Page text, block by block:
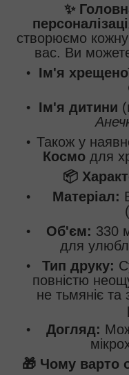
✨
створюємо
вас. Ви
Ім'я
Ім'я дитини
Також у
Космо для
📦
Матеріал:
Об'єм: 330
для
Тип друку:
повністю
не тьмяніє
Догляд:
🎁 Чому варто